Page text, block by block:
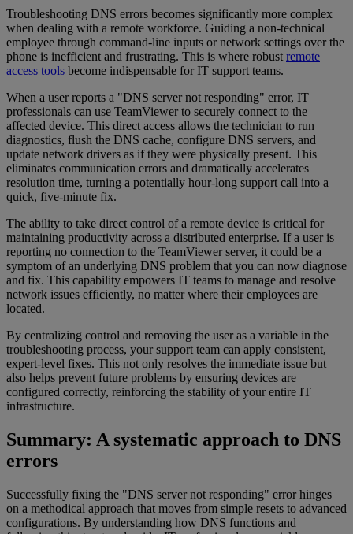
Troubleshooting DNS errors becomes significantly more complex
when dealing with a remote workforce. Guiding a non-technical
employee through command-line inputs or network settings over the
phone is inefficient and frustrating. This is where robust remote
access tools become indispensable for IT support teams.
When a user reports a "DNS server not responding" error, IT
professionals can use TeamViewer to securely connect to the
affected device. This direct access allows the technician to run
diagnostics, flush the DNS cache, configure DNS servers, and
update network drivers as if they were physically present. This
eliminates communication errors and dramatically accelerates
resolution time, turning a potentially hour-long support call into a
quick, five-minute fix.
The ability to take direct control of a remote device is critical for
maintaining productivity across a distributed enterprise. If a user is
reporting no connection to the TeamViewer server, it could be a
symptom of an underlying DNS problem that you can now diagnose
and fix. This capability empowers IT teams to manage and resolve
network issues efficiently, no matter where their employees are
located.
By centralizing control and removing the user as a variable in the
troubleshooting process, your support team can apply consistent,
expert-level fixes. This not only resolves the immediate issue but
also helps prevent future problems by ensuring devices are
configured correctly, reinforcing the stability of your entire IT
infrastructure.
Summary: A systematic approach to DNS
errors
Successfully fixing the "DNS server not responding" error hinges
on a methodical approach that moves from simple resets to advanced
configurations. By understanding how DNS functions and